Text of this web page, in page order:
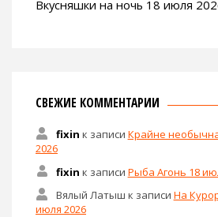
Вкусняшки на ночь 18 июля
СВЕЖИЕ КОММЕНТАРИИ
fixin к записи Крайне
2026
fixin к записи Рыба Агонь 18
Вялый Латыш к записи На
июля 2026